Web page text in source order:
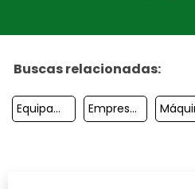
Buscas relacionadas:
Equipamento Para Injeção De Poliuretano Empresa De Mini Injetora De Plástico Granulado